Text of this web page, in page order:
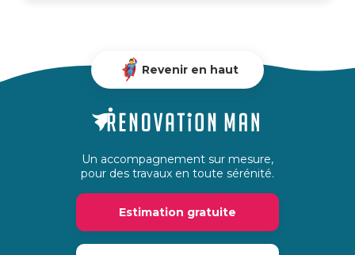
Revenir en haut
Un accompagnement sur mesure,
pour des travaux en toute sérénité.
Estimation gratuite